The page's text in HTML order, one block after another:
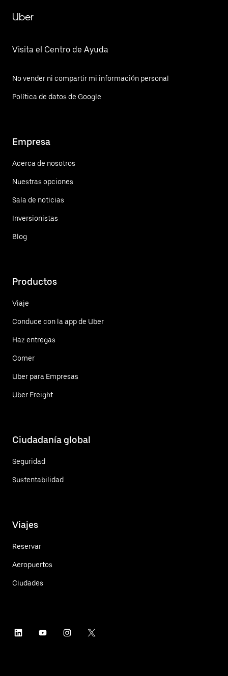
Uber
Visita el Centro de Ayuda
No vender ni compartir mi información personal
Política de datos de Google
Empresa
Acerca de nosotros
Nuestras opciones
Sala de noticias
Inversionistas
Blog
Productos
Viaje
Conduce con la app de Uber
Haz entregas
Comer
Uber para Empresas
Uber Freight
Ciudadanía global
Seguridad
Sustentabilidad
Viajes
Reservar
Aeropuertos
Ciudades